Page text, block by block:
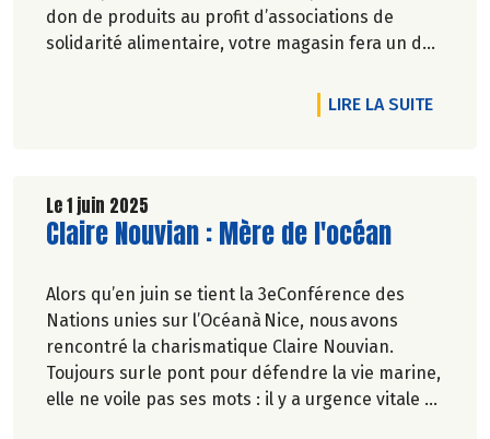
don de produits au profit d’associations de
solidarité alimentaire, votre magasin fera un don
Biocoop y ajoutera sa contribution !LIRE LA SUITEDE
Le 1 juin 2025
Lire la suite de l'article
Claire Nouvian : Mère de l'océan
Alors qu’en juin se tient la 3eConférence des
Nations unies sur l’Océanà Nice, nous avons
rencontré la charismatique Claire Nouvian.
Toujours sur le pont pour défendre la vie marine,
elle ne voile pas ses mots : il y a urgence vitale à